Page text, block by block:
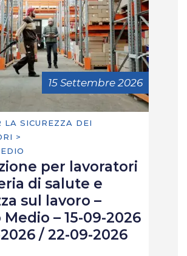
15 Settembre 2026
LA SICUREZZA DEI
>
per lavoratori
di salute e
sul lavoro –
Medio – 15-09-2026
/ 22-09-2026